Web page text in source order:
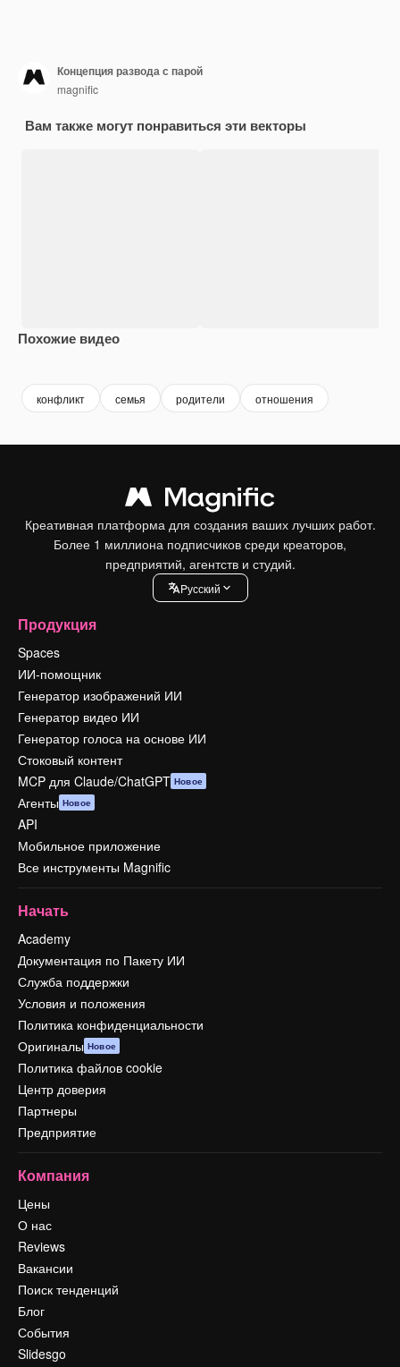
Концепция развода с парой
magnific
Вам также могут понравиться эти векторы
Похожие видео
конфликт семья родители отношения
Креативная платформа для создания ваших лучших работ.
Более 1 миллиона подписчиков среди креаторов,
предприятий, агентств и студий.
Pусский
Продукция
Spaces
ИИ-помощник
Генератор изображений ИИ
Генератор видео ИИ
Генератор голоса на основе ИИ
Стоковый контент
MCP для Claude/ChatGPT Новое
Агенты Новое
API
Мобильное приложение
Все инструменты Magnific
Начать
Academy
Документация по Пакету ИИ
Служба поддержки
Условия и положения
Политика конфиденциальности
Оригиналы Новое
Политика файлов cookie
Центр доверия
Партнеры
Предприятие
Компания
Цены
О нас
Reviews
Вакансии
Поиск тенденций
Блог
События
Slidesgo